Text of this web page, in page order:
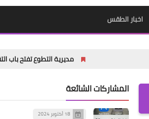
اخبار الطقس
مديرية التطوع تفتح باب التقديم للدورة (32) للمعهد العالي للتطوير الأمني والإداري
المشاركات الشائعة
18 أكتوبر 2024